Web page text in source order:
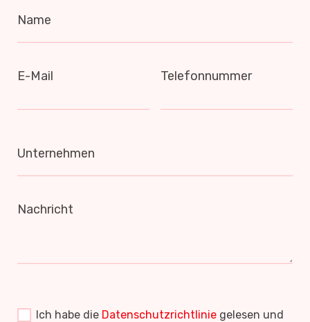
Name
E-Mail Telefonnummer
Unternehmen
Nachricht
Ich habe die Datenschutzrichtlinie gelesen und